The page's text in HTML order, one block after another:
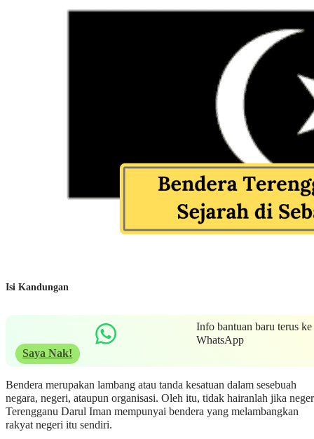
Isi Kandungan
Info bantuan baru terus ke
WhatsApp
Saya Nak!
Bendera merupakan lambang atau tanda kesatuan dalam sesebuah
negara, negeri, ataupun organisasi. Oleh itu, tidak hairanlah jika
Terengganu Darul Iman mempunyai bendera yang melambangkan
rakyat negeri itu sendiri.